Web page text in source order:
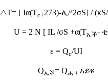
△T= [ Iα(Tc+273)-ሊ/²2σS] /
U = 2 N [ IL /σS +α(Tኤች- ቲ
ε = Qc/UI
Qኤች= Qሐ + አይዩ